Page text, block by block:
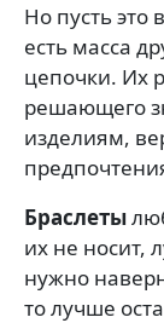
Но пусть это
есть масса
цепочки. Их
решающего
изделиям,
Браслеты
их не носит,
нужно
то лучше